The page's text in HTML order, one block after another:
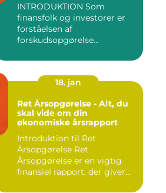
INTRODUKTION Som
finansfolk og investorer er
forståelsen af
forskudsopgørelse
18. jan
Ret Årsopgørelse - Alt, du
skal vide om din
økonomiske årsrapport
Introduktion til Ret
Årsopgørelse Ret
Årsopgørelse er en vigtig
finansiel rapport, der giver